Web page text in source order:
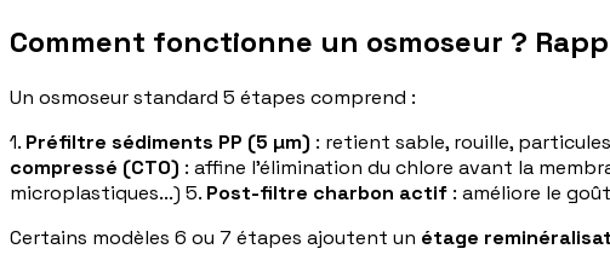
Comment fonctionne un osmoseur ?
Un osmoseur standard 5 étapes comprend :
1. Préfiltre sédiments PP (5 µm) : retient sable, rouille,
compressé (CTO) : affine l'élimination du chlore avant la
microplastiques...) 5. Post-filtre charbon actif : améliore le
Certains modèles 6 ou 7 étapes ajoutent un étage